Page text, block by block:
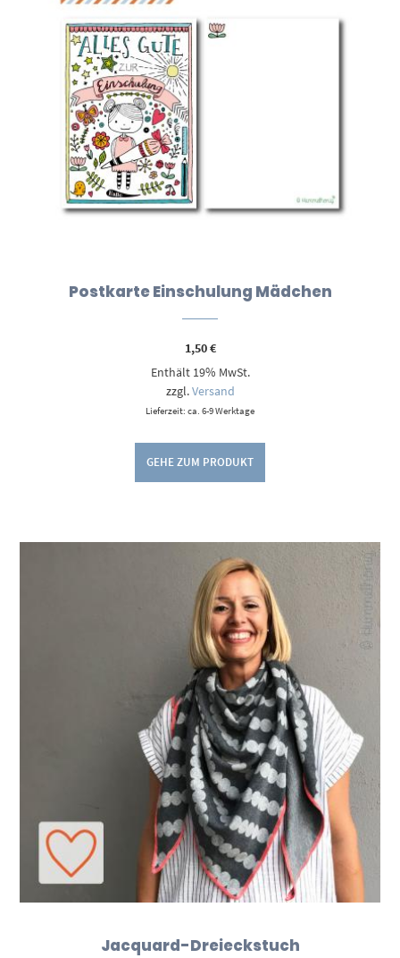
Postkarte Einschulung Mädchen
1,50€
Enthält 19% MwSt.
zzgl.Versand
Lieferzeit: ca. 6-9 Werktage
GEHE ZUM PRODUKT
Jacquard-Dreieckstuch